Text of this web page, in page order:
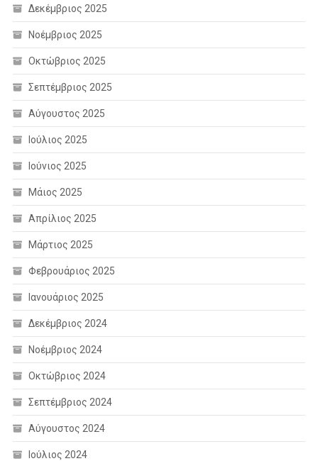
Δεκέμβριος 2025
Νοέμβριος 2025
Οκτώβριος 2025
Σεπτέμβριος 2025
Αύγουστος 2025
Ιούλιος 2025
Ιούνιος 2025
Μάιος 2025
Απρίλιος 2025
Μάρτιος 2025
Φεβρουάριος 2025
Ιανουάριος 2025
Δεκέμβριος 2024
Νοέμβριος 2024
Οκτώβριος 2024
Σεπτέμβριος 2024
Αύγουστος 2024
Ιούλιος 2024